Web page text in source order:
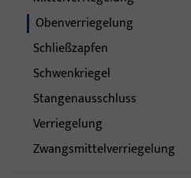
Obenverriegelung
Schließzapfen
Schwenkriegel
Stangenausschluss
Verriegelung
Zwangsmittelverriegelung